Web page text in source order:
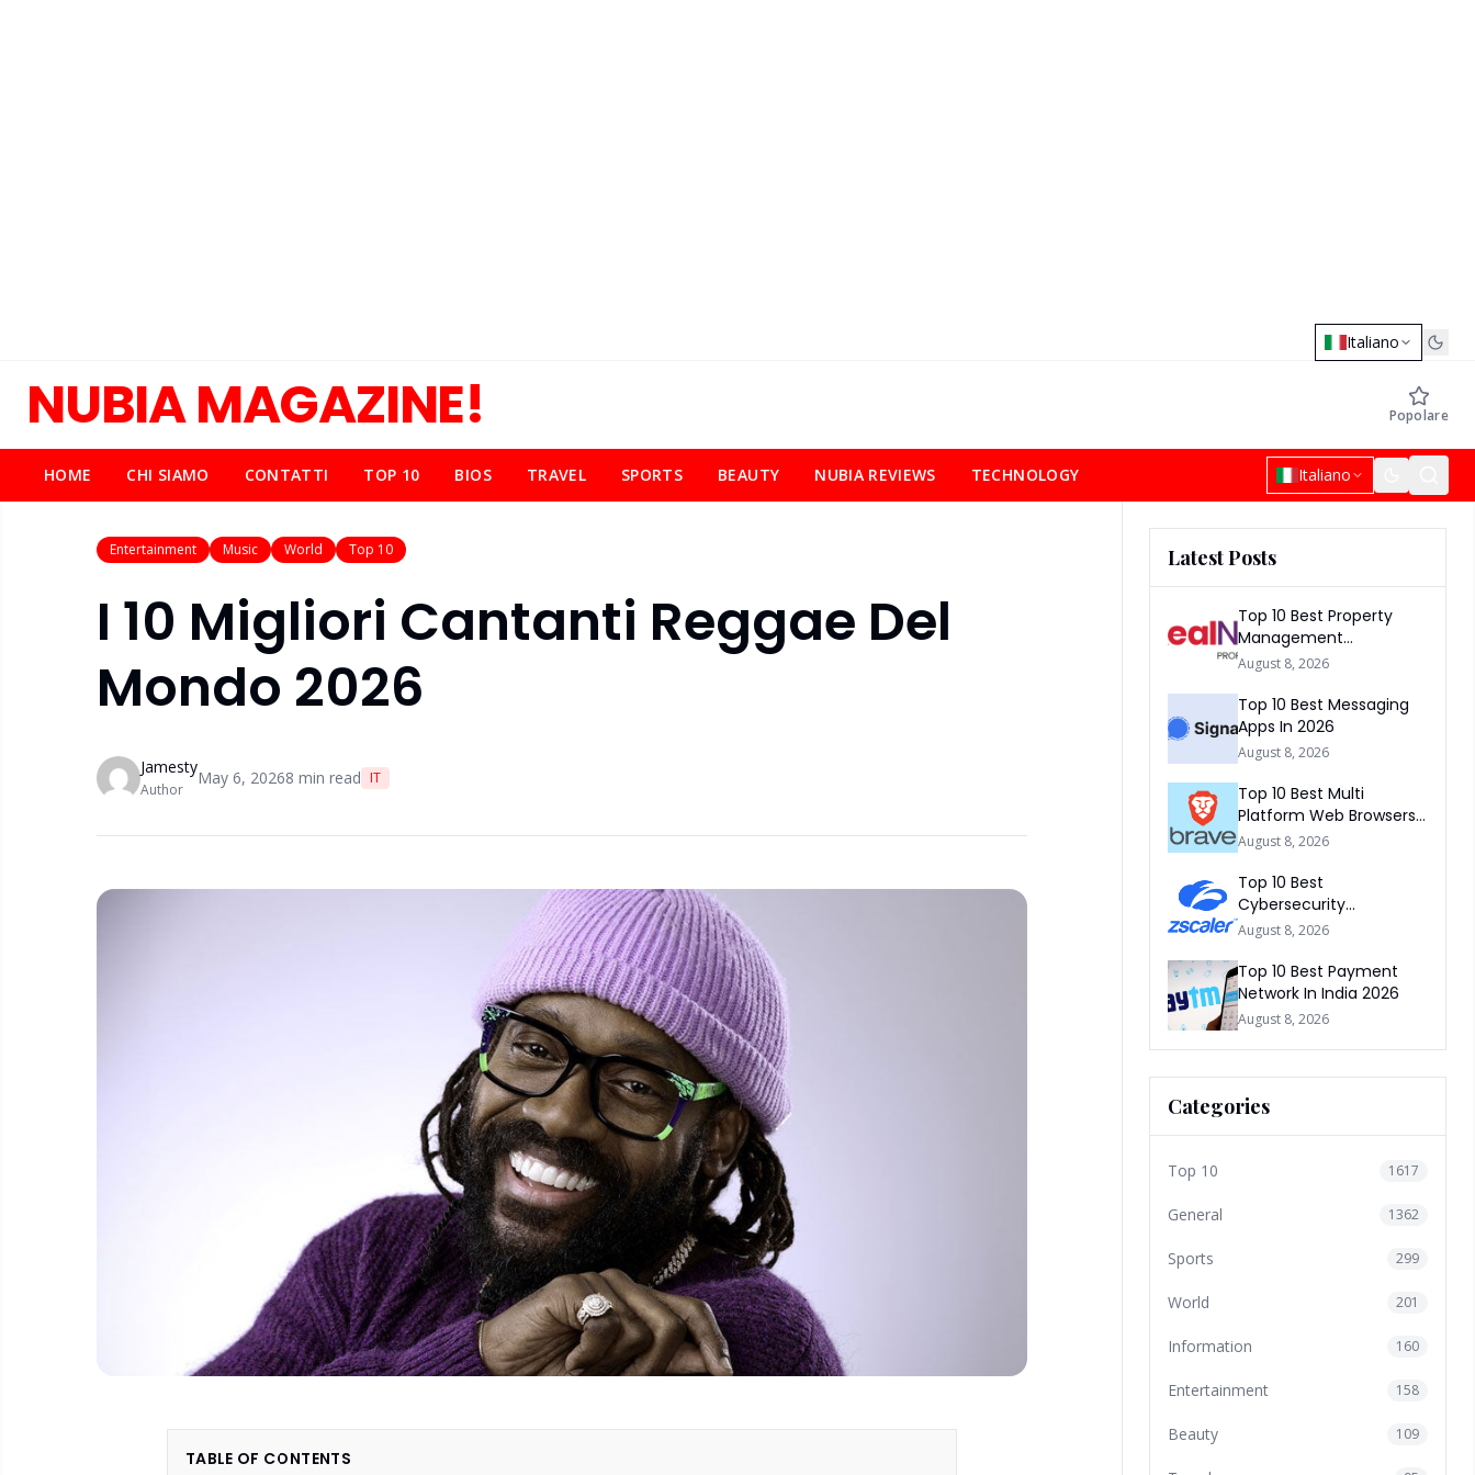
Italiano
NUBIA MAGAZINE! Popolare
HOME CHI SIAMO CONTATTI TOP 10 BIOS TRAVEL SPORTS BEAUTY NUBIA REVIEWS TECHNOLOGY Italiano
Entertainment Music World Top 10
I 10 Migliori Cantanti Reggae Del
Mondo 2026
Jamesty
Author
May 6, 20268 min read IT
TABLE OF CONTENTS
Latest Posts
Top 10 Best Property
Management
Companies In South
August 8, 2026
Top 10 Best Messaging
Apps In 2026
August 8, 2026
Top 10 Best Multi
Platform Web Browsers
In The world 2026
August 8, 2026
Top 10 Best
Cybersecurity
Companies In America
August 8, 2026
Top 10 Best Payment
Network In India 2026
August 8, 2026
Categories
Top 10 1617
General 1362
Sports 299
World 201
Information 160
Entertainment 158
Beauty 109